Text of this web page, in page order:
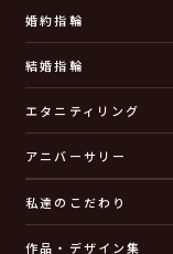
婚約指輪
結婚指輪
エタニティリング
アニバーサリー
私達のこだわり
作品・デザイン集